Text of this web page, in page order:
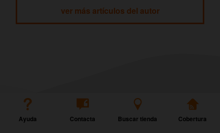
ver más artículos del autor
Ayuda Contacta Buscar tienda Cobertura